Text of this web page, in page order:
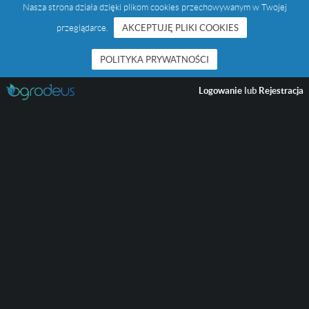
Nasza strona działa dzięki plikom cookies przechowywanym w Twojej
przeglądarce.
AKCEPTUJĘ PLIKI COOKIES
POLITYKA PRYWATNOŚCI
Logowanie lub Rejestracja